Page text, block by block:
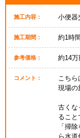
施工内容： 小便器
施工期間： 約1時
参考価格： 約14万
コメント：
こち
現場の
古くな
ること
「掃
ら水道